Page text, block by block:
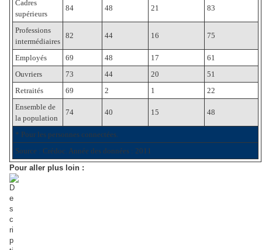
Cadres
supérieurs
84 48 21 83
Professions
intermédiaires
82 44 16 75
Employés 69 48 17
61
Ouvriers
73 44 20
51
Retraités
69 2 1
22
Ensemble de
la population
74 40 15 48
* Pour les personnes connectées.
Source : Crédoc. Année des données : 2011
Pour aller plus loin :